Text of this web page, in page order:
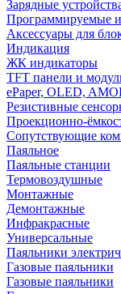
Зарядные
Программируемые
Аксессуары для
Индикация
ЖК индикаторы
TFT панели и
ePaper, OLED,
Резистивные
Проекционно-
Сопутствующие
Паяльное
Паяльные станции
Термовоздушные
Монтажные
Демонтажные
Инфракрасные
Универсальные
Паяльники
Газовые паяльники
Газовые паяльники